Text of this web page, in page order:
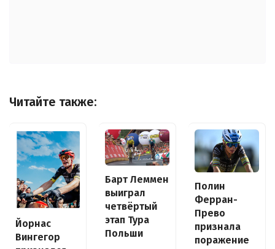
Читайте также:
Йорнас
Вингегор
Барт Леммен
выиграл
четвёртый
этап Тура
Польши
Полин
Ферран-
Прево
признала
поражение